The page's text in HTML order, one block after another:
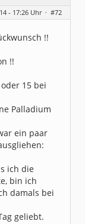
- 17:26 Uhr · #72
!!
!!
15 bei
Palladium
ein paar
ich die
bin ich
damals bei
geliebt.